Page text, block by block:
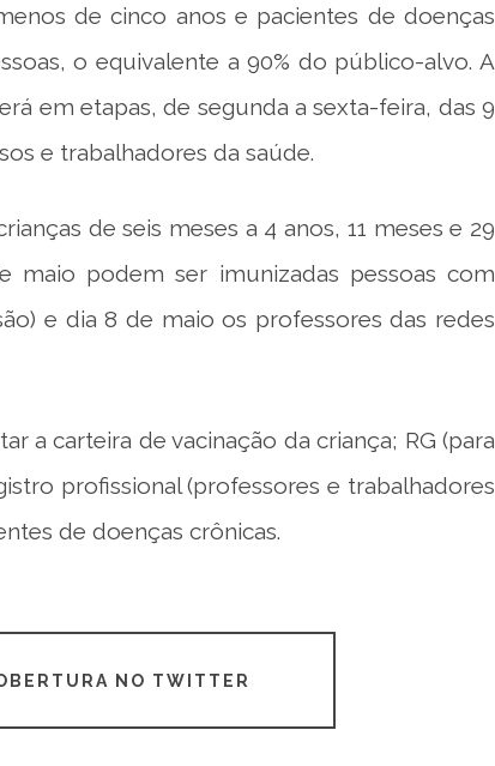
de cinco anos e pacientes de doenças
o equivalente a 90% do público-alvo. A
em etapas, de segunda a sexta-feira, das 9
e trabalhadores da saúde.
de seis meses a 4 anos, 11 meses e 29
maio podem ser imunizadas pessoas com
e dia 8 de maio os professores das redes
a carteira de vacinação da criança; RG (para
profissional (professores e trabalhadores
de doenças crônicas.
NO TWITTER